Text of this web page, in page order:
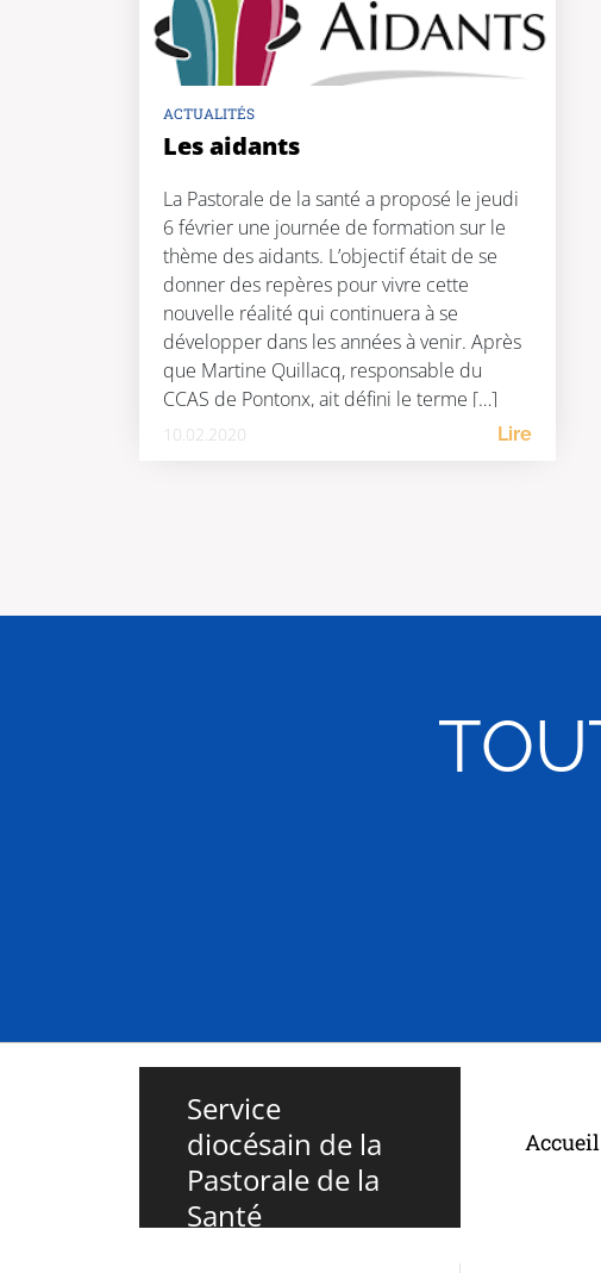
ACTUALITÉS
Les aidants
La Pastorale de la santé a proposé le jeudi
6 février une journée de formation sur le
thème des aidants. L’objectif était de se
donner des repères pour vivre cette
nouvelle réalité qui continuera à se
développer dans les années à venir. Après
que Martine Quillacq, responsable du
CCAS de Pontonx, ait défini le terme […]
10.02.2020 Lire
Service
diocésain de la
Pastorale de la
Santé
Accueil